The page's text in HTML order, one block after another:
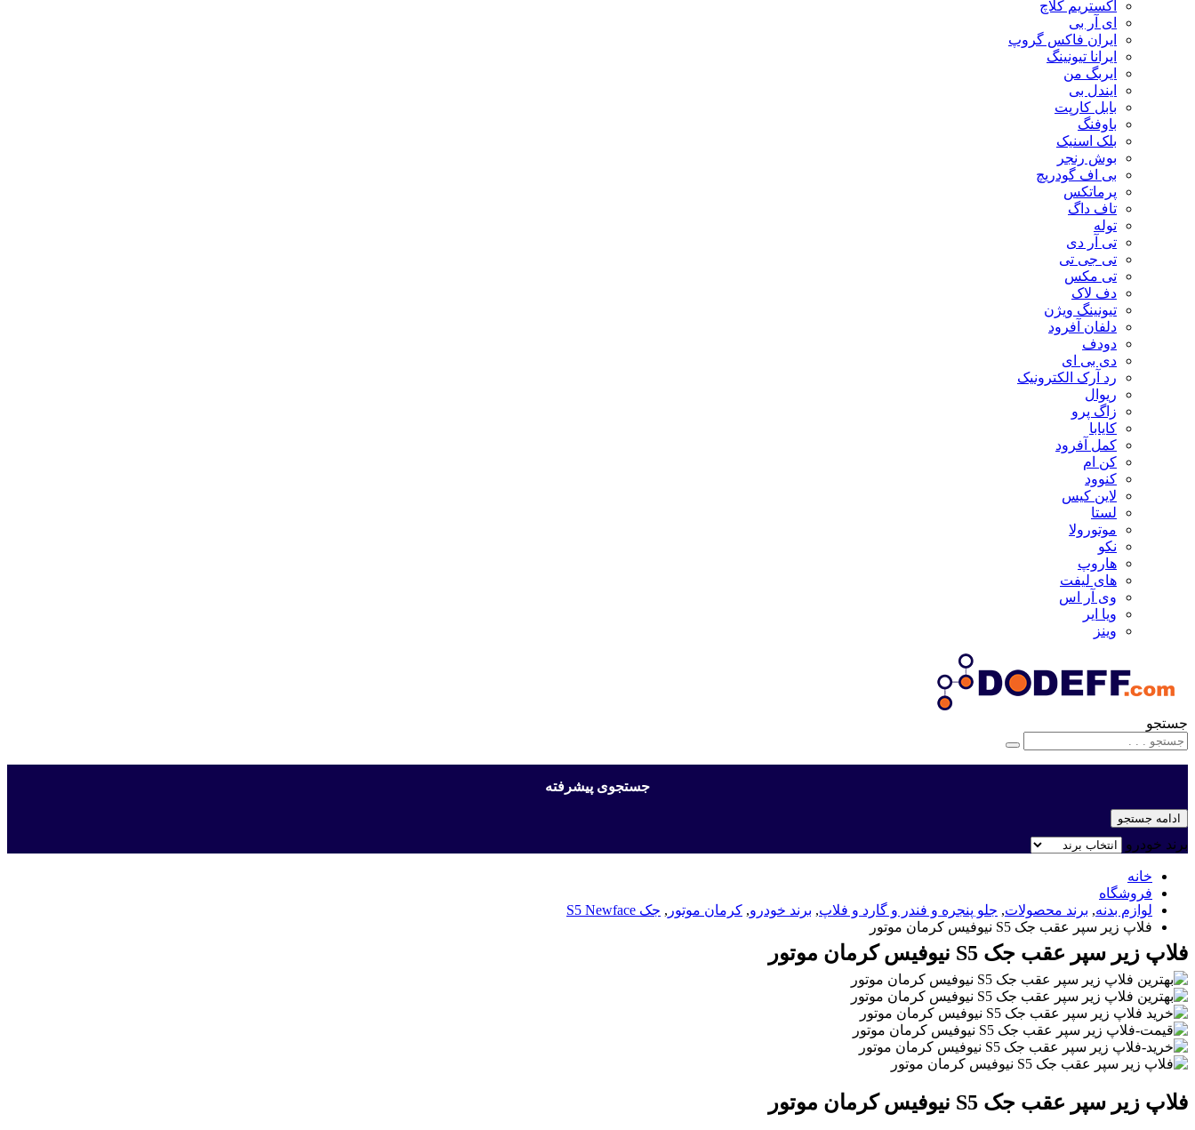
اکستریم کلاچ
ای آر بی
ایران فاکس گروپ
ایرانا تیونینگ
ایربگ من
ایندل بی
بابل کارپت
باوفنگ
بلک اسنیک
بوش رنجر
بی اف گودریچ
پرماتکس
تاف داگ
توله
تی آر دی
تی جی تی
تی مکس
دف لاک
تیونینگ ویژن
دلفان آفرود
دودف
دی بی ای
رد آرک الکترونیک
ریوال
زاگ پرو
کایابا
کمل آفرود
کن ام
کنوود
لاین کیس
لستا
موتورولا
نکو
هاروپ
های لیفت
وی آر اس
ویا ایر
وینز
جستجو
جستجوی پیشرفته
ادامه جستجو
برند خودرو
خانه
فروشگاه
لوازم بدنه, برند محصولات, جلو پنجره و فندر و گارد و فلاپ, برند خودرو, کرمان موتور , جک S5 Newface
فلاپ زیر سپر عقب جک S5 نیوفیس کرمان موتور
فلاپ زیر سپر عقب جک S5 نیوفیس کرمان موتور
فلاپ زیر سپر عقب جک S5 نیوفیس کرمان موتور